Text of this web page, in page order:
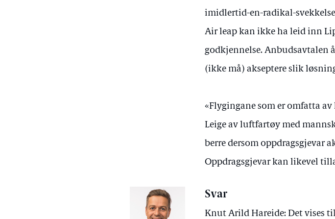
imidlertid-en-radikal-
Air leap kan ikke ha leid inn
godkjennelse. Anbudsavtalen
(ikke må) akseptere slik
«Flygingane som er omfatta
Leige av luftfartøy med
berre dersom oppdragsgjevar
Oppdragsgjevar kan likevel
Svar
Knut Arild Hareide: Det vises